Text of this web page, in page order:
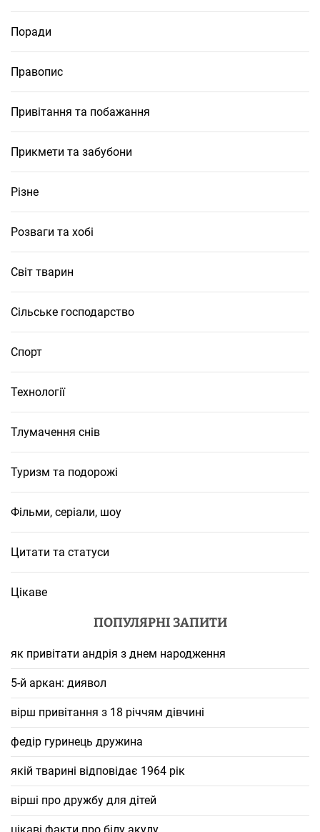
Поради
Правопис
Привітання та побажання
Прикмети та забубони
Різне
Розваги та хобі
Світ тварин
Сільське господарство
Спорт
Технології
Тлумачення снів
Туризм та подорожі
Фільми, серіали, шоу
Цитати та статуси
Цікаве
ПОПУЛЯРНІ ЗАПИТИ
як привітати андрія з днем народження
5-й аркан: диявол
вірш привітання з 18 річчям дівчині
федір гуринець дружина
якій тварині відповідає 1964 рік
вірші про дружбу для дітей